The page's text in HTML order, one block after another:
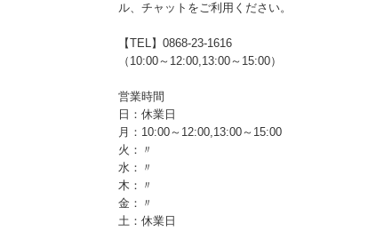
ル、チャットをご利用ください。
【TEL】0868-23-1616
（10:00～12:00,13:00～15:00）
営業時間
日：休業日
月：10:00～12:00,13:00～15:00
火：〃
水：〃
木：〃
金：〃
土：休業日